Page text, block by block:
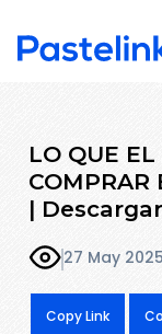
LO QUE
COMPRAR
|
27 May 2025
Copy Link